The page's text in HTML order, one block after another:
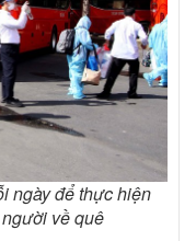
ngày để thực hiện
về quê